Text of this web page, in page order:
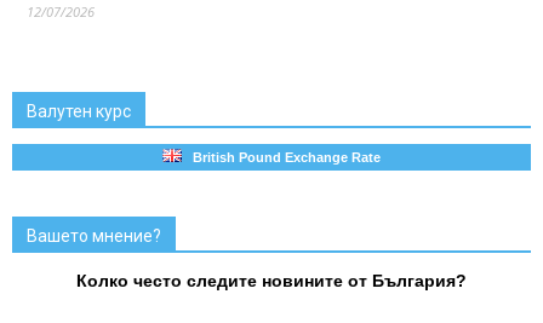
12/07/2026
Валутен курс
British Pound Exchange Rate
Вашето мнение?
Колко често следите новините от България?